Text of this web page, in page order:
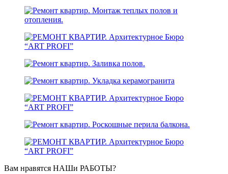
Вам нравятся НАШи РАБОТЫ?